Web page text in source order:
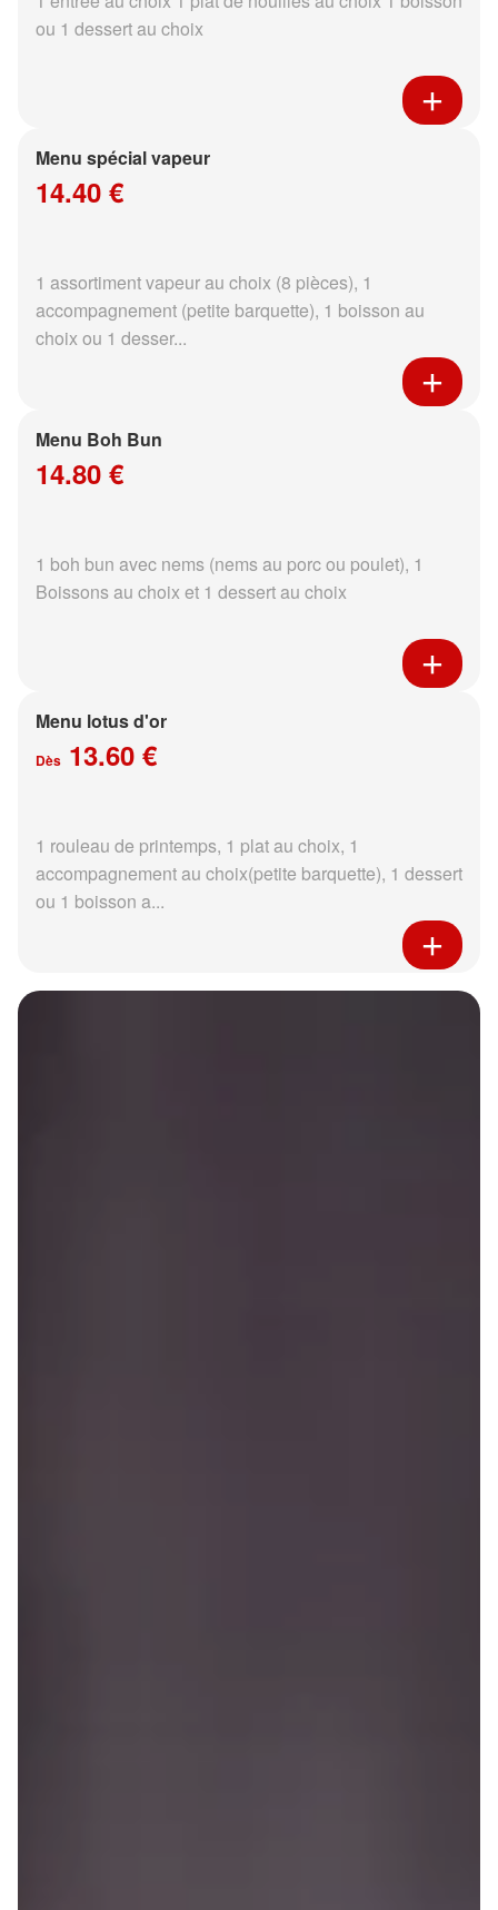
ou 1 dessert au choix
Menu spécial vapeur
14.40 €
1 assortiment vapeur au choix (8 pièces), 1
accompagnement (petite barquette), 1 boisson au
choix ou 1 desser...
Menu Boh Bun
14.80 €
1 boh bun avec nems (nems au porc ou poulet), 1
Boissons au choix et 1 dessert au choix
Menu lotus d'or
Dès 13.60 €
1 rouleau de printemps, 1 plat au choix, 1
accompagnement au choix(petite barquette), 1 dessert
ou 1 boisson a...